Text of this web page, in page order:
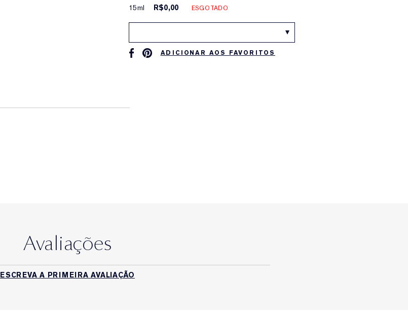
15ml R$0,00 ESGOTADO
ADICIONAR AOS FAVORITOS
Avaliações
ESCREVA A PRIMEIRA AVALIAÇÃO